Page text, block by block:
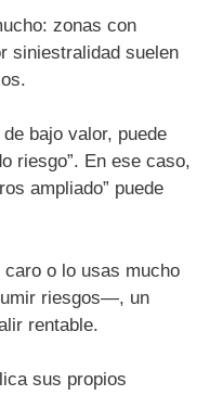
zonas con
siniestralidad suelen
bajo valor, puede
riesgo”. En ese caso,
ampliado” puede
o lo usas mucho
riesgos—, un
rentable.
sus propios